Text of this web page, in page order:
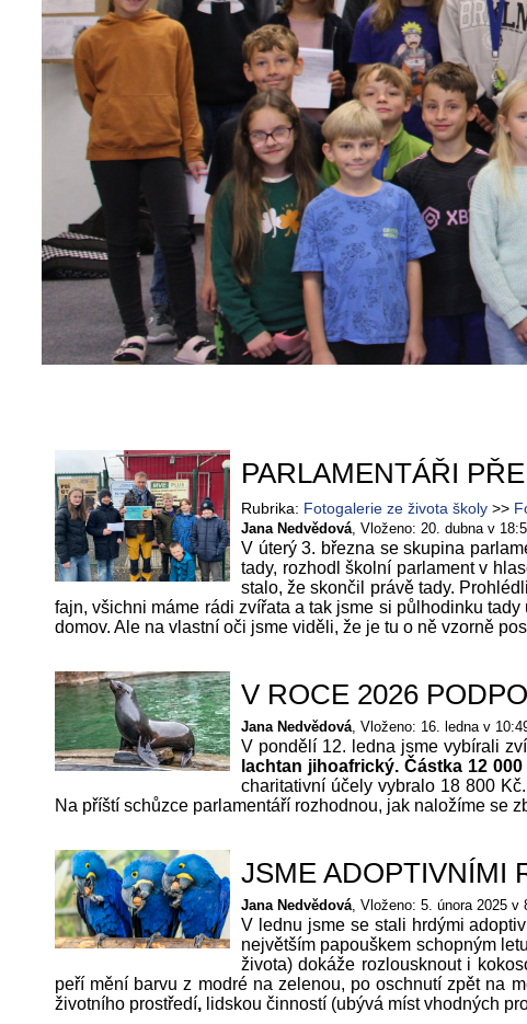
PARLAMENTÁŘI
Rubrika Fotogalerie ze života školy
Jana Nedvědová Vloženo: 20. dubna v
V úterý 3. března se skupina
tady, rozhodl školní parlament v
stalo, že skončil právě tady.
fajn, všichni máme rádi zvířata a tak jsme si půlhodinku
domov. Ale na vlastní oči jsme viděli, že je tu o ně vzorně
V ROCE 2026
Jana Nedvědová Vloženo: 16. ledna v
V pondělí 12. ledna jsme vybírali
lachtan jihoafrický. Částka 12 000
charitativní účely vybralo 18 800
Na příští schůzce parlamentáří rozhodnou, jak naložíme se
JSME ADOPTIVNÍMI
Jana Nedvědová Vloženo: 5. února 2025 v
V lednu jsme se stali hrdými
největším papouškem schopným
života) dokáže rozlousknout i
peří mění barvu z modré na zelenou, po oschnutí zpět na
životního prostředí, lidskou činností (ubývá míst vhodných